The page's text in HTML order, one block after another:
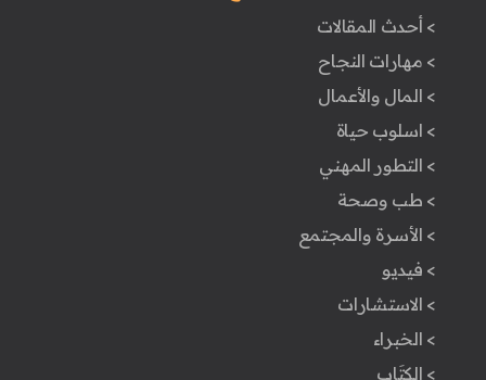
> أحدث المقالات
> مهارات النجاح
> المال والأعمال
> اسلوب حياة
> التطور المهني
> طب وصحة
> الأسرة والمجتمع
> فيديو
> الاستشارات
> الخبراء
> الكتَاب